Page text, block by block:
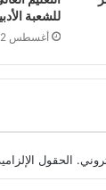
للشعبة
أغسطس 12, 2025
الحقول